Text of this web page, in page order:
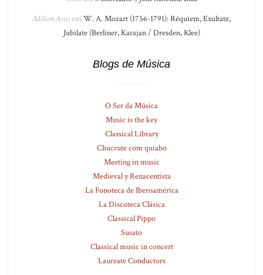
Adilson Assisem W. A. Mozart (1756-1791): Réquiem, Exultate,
Jubilate (Berliner, Karajan / Dresden, Klee)
Blogs de Música
O Ser da Música
Music is the key
Classical Library
Chucrute com quiabo
Meeting in music
Medieval y Renacentista
La Fonoteca de Iberoamérica
La Discoteca Clásica
Classical Pippo
Susato
Classical music in concert
Laureate Conductors